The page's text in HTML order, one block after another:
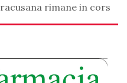
rimane in cors